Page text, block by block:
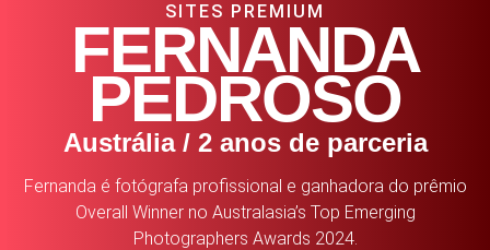
SITES PREMIUM
FERNANDA
PEDROSO
Austrália / 2 anos de parceria
Fernanda é fotógrafa profissional e ganhadora do prêmio
Overall Winner no Australasia’s Top Emerging
Photographers Awards 2024.